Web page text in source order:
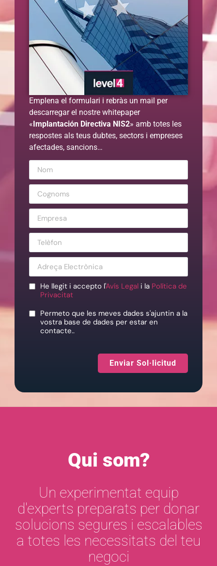
Emplena el formulari i rebràs un mail per
descarregar el nostre whitepaper
«Implantación Directiva NIS2» amb totes les
respostes als teus dubtes, sectors i empreses
afectades, sancions…
He llegit i accepto l'Avís Legal i la Política de
Privacitat
Permeto que les meves dades s'ajuntin a la
vostra base de dades per estar en
contacte..
Enviar Sol·licitud
Qui som?
Un experimentat equip
d'experts preparats per donar
solucions segures i escalables
a totes les necessitats del teu
negoci